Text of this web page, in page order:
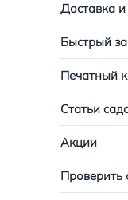
Доставка
Быстрый
Печатный
Статьи
Акции
Проверить